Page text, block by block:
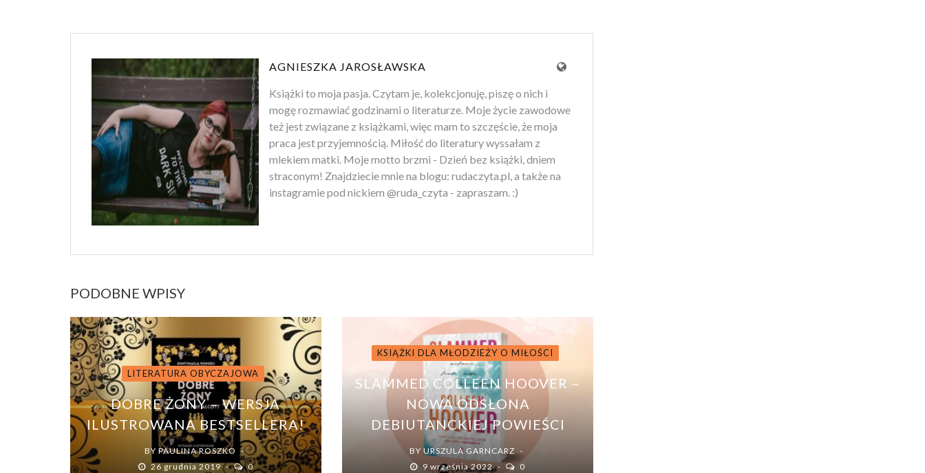
AGNIESZKA JAROSŁAWSKA
Książki to moja pasja. Czytam je, kolekcjonuję, piszę o nich i
mogę rozmawiać godzinami o literaturze. Moje życie zawodowe
też jest związane z książkami, więc mam to szczęście, że moja
praca jest przyjemnością. Miłość do literatury wyssałam z
mlekiem matki. Moje motto brzmi - Dzień bez książki, dniem
straconym! Znajdziecie mnie na blogu: rudaczyta.pl, a także na
instagramie pod nickiem @ruda_czyta - zapraszam. :)
PODOBNE WPISY
LITERATURA OBYCZAJOWA
DOBRE ŻONY – WERSJA
ILUSTROWANA BESTSELLERA!
BYPAULINA ROSZKO
26 grudnia 2019
0
KSIĄŻKI DLA MŁODZIEŻY O MIŁOŚCI
SLAMMED COLLEEN HOOVER –
NOWA ODSŁONA
DEBIUTANCKIEJ POWIEŚCI
BYURSZULA GARNCARZ
9 września 2022
0